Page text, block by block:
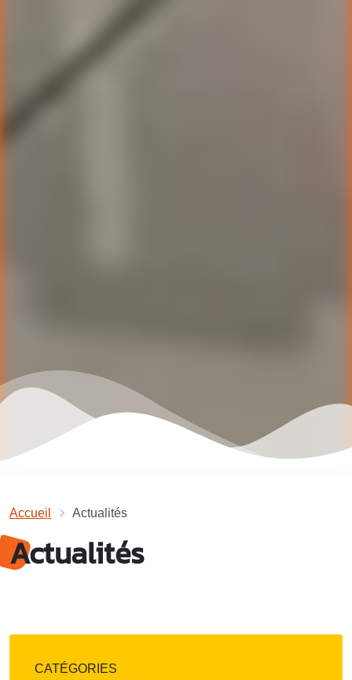
Accueil Actualités
Actualités
CATÉGORIES